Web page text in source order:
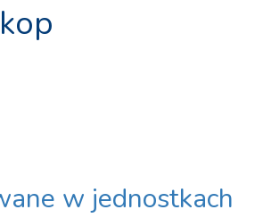
w jednostkach